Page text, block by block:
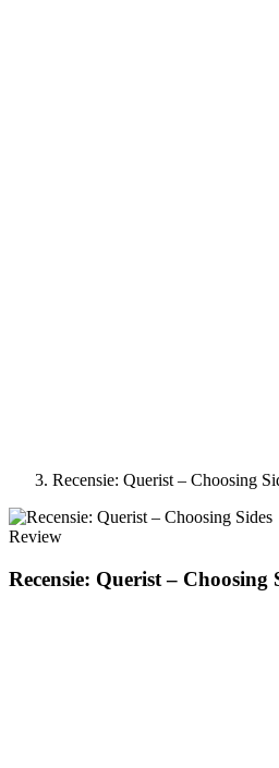
Recensie: Querist – Choosing
Review
Recensie: Querist – Choosing